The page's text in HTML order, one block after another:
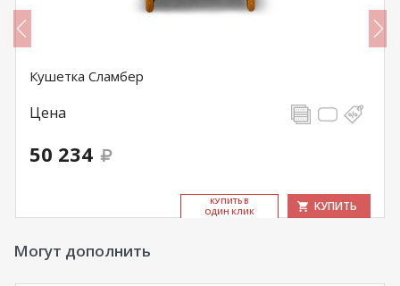
Кушетка Сламбер
Цена
50 234
КУ­ПИТЬ В
ОДИН КЛИК
КУПИТЬ
Могут дополнить